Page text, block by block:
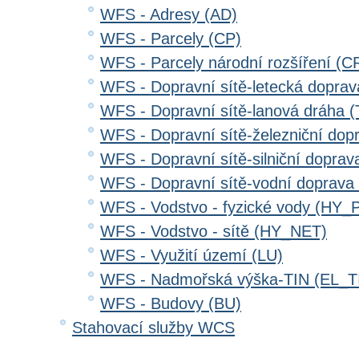
WFS - Adresy (AD)
WFS - Parcely (CP)
WFS - Parcely národní rozšíření
WFS - Dopravní sítě-letecká
WFS - Dopravní sítě-lanová dráha
WFS - Dopravní sítě-železniční
WFS - Dopravní sítě-silniční
WFS - Dopravní sítě-vodní doprava
WFS - Vodstvo - fyzické vody
WFS - Vodstvo - sítě (HY_NET)
WFS - Využití území (LU)
WFS - Nadmořská výška-TIN
WFS - Budovy (BU)
Stahovací služby WCS